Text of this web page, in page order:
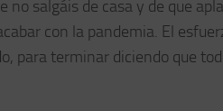
no salgáis de casa y de que
con la pandemia. El
para terminar diciendo que